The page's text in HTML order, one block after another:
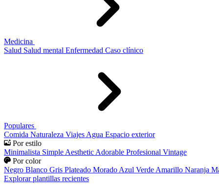
Medicina
Salud Salud mental Enfermedad Caso clínico
Populares
Comida Naturaleza Viajes Agua Espacio exterior
Por estilo
Minimalista Simple Aesthetic Adorable Profesional Vintage
Por color
Negro Blanco Gris Plateado Morado Azul Verde Amarillo Naranja
Explorar plantillas recientes